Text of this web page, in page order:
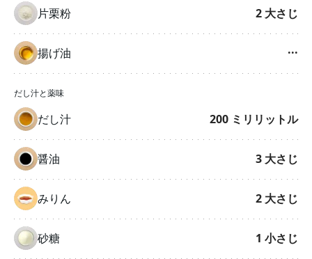
片栗粉 2 大さじ
揚げ油 ···
だし汁と薬味
だし汁 200 ミリリットル
醤油 3 大さじ
みりん 2 大さじ
砂糖 1 小さじ